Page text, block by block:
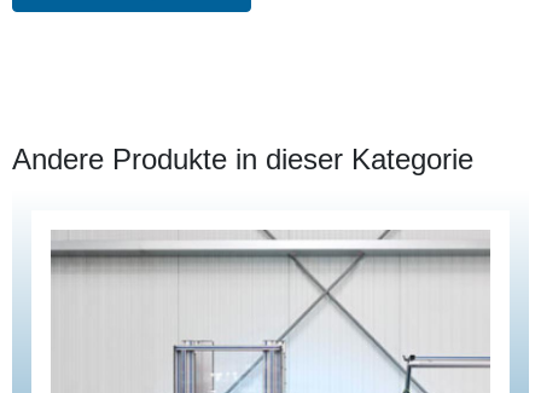
Andere Produkte in dieser Kategorie